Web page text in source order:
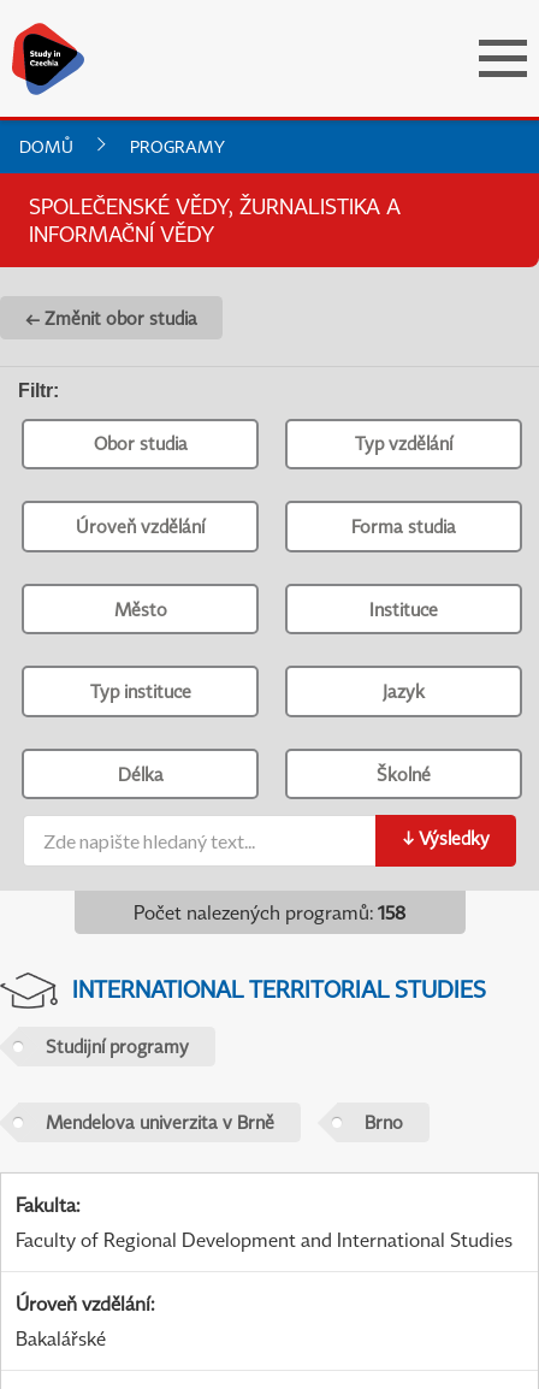
DOMŮ PROGRAMY
SPOLEČENSKÉ VĚDY, ŽURNALISTIKA A
INFORMAČNÍ VĚDY
← Změnit obor studia
Filtr:
Obor studia Typ vzdělání
Úroveň vzdělání Forma studia
Město Instituce
Typ instituce Jazyk
Délka Školné
↓ Výsledky
Počet nalezených programů: 158
INTERNATIONAL TERRITORIAL STUDIES
Studijní programy
Mendelova univerzita v Brně Brno
Fakulta:
Faculty of Regional Development and International Studies
Úroveň vzdělání:
Bakalářské